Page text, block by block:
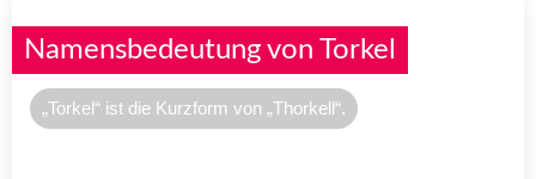
Namensbedeutung von Torkel
„Torkel“ ist die Kurzform von „Thorkell“.